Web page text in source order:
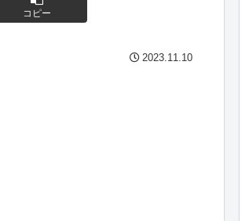
コピー
2023.11.10